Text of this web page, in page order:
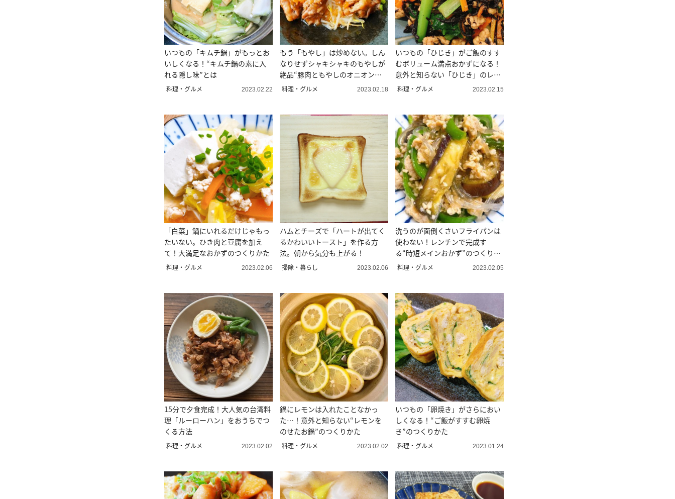
いつもの「キムチ鍋」がもっとお
いしくなる！“キムチ鍋の素に入
れる隠し味”とは
料理・グルメ 2023.02.22
もう「もやし」は炒めない。しん
なりせずシャキシャキのもやしが
絶品“豚肉ともやしのオニオンだ
れ炒め”
料理・グルメ 2023.02.18
いつもの「ひじき」がご飯のすす
むボリューム満点おかずになる！
意外と知らない「ひじき」のレシ
ピ
料理・グルメ 2023.02.15
「白菜」鍋にいれるだけじゃもっ
たいない。ひき肉と豆腐を加え
て！大満足なおかずのつくりかた
料理・グルメ 2023.02.06
ハムとチーズで「ハートが出てく
るかわいいトースト」を作る方
法。朝から気分も上がる！
掃除・暮らし 2023.02.06
洗うのが面倒くさいフライパンは
使わない！レンチンで完成す
る“時短メインおかず”のつくりか
た
料理・グルメ 2023.02.05
15分で夕食完成！大人気の台湾料
理「ルーローハン」をおうちでつ
くる方法
料理・グルメ 2023.02.02
鍋にレモンは入れたことなかっ
た…！意外と知らない“レモンを
のせたお鍋”のつくりかた
料理・グルメ 2023.02.02
いつもの「卵焼き」がさらにおい
しくなる！“ご飯がすすむ卵焼
き”のつくりかた
料理・グルメ 2023.01.24